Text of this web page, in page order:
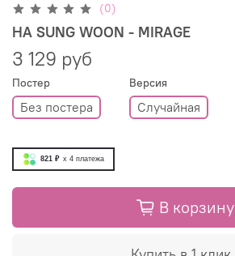
(0)
HA SUNG WOON - MIRAGE
3 129 руб
Постер
Без постера
Версия
Случайная
821 ₽ x 4 платежа
В корзину